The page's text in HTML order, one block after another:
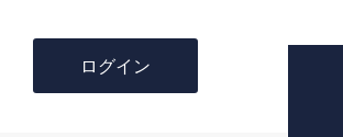
ログイン